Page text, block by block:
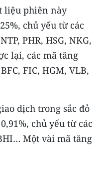
liệu phiên này
chủ yếu từ các
PHR, HSG, NKG,
lại, các mã tăng
FIC, HGM, VLB,
dịch trong sắc đỏ
chủ yếu từ các
Một vài mã tăng